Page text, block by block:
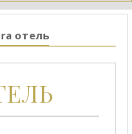
отель